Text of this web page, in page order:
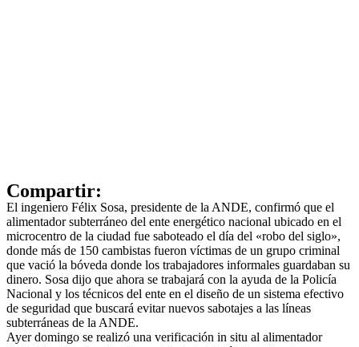
Compartir:
El ingeniero Félix Sosa, presidente de la ANDE, confirmó que el
alimentador subterráneo del ente energético nacional ubicado en el
microcentro de la ciudad fue saboteado el día del «robo del siglo»,
donde más de 150 cambistas fueron víctimas de un grupo criminal
que vació la bóveda donde los trabajadores informales guardaban su
dinero. Sosa dijo que ahora se trabajará con la ayuda de la Policía
Nacional y los técnicos del ente en el diseño de un sistema efectivo
de seguridad que buscará evitar nuevos sabotajes a las líneas
subterráneas de la ANDE.
Ayer domingo se realizó una verificación in situ al alimentador